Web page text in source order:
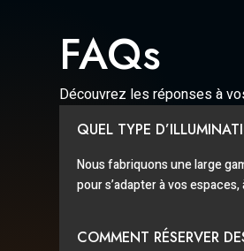
FAQs
Découvrez les réponses à
QUEL TYPE
Nous fabriquons une large
pour s’adapter à vos
COMMENT RÉSERVER